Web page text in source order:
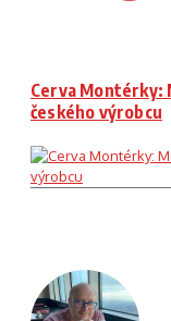
Cerva Montérky:
českého výrobcu